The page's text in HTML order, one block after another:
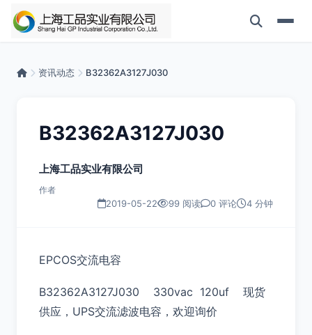
资讯动态 B32362A3127J030
B32362A3127J030
上海工品实业有限公司
作者
2019-05-22 99 阅读 0 评论 4 分钟
EPCOS交流电容
B32362A3127J030 330vac 120uf 现货
供应，UPS交流滤波电容，欢迎询价